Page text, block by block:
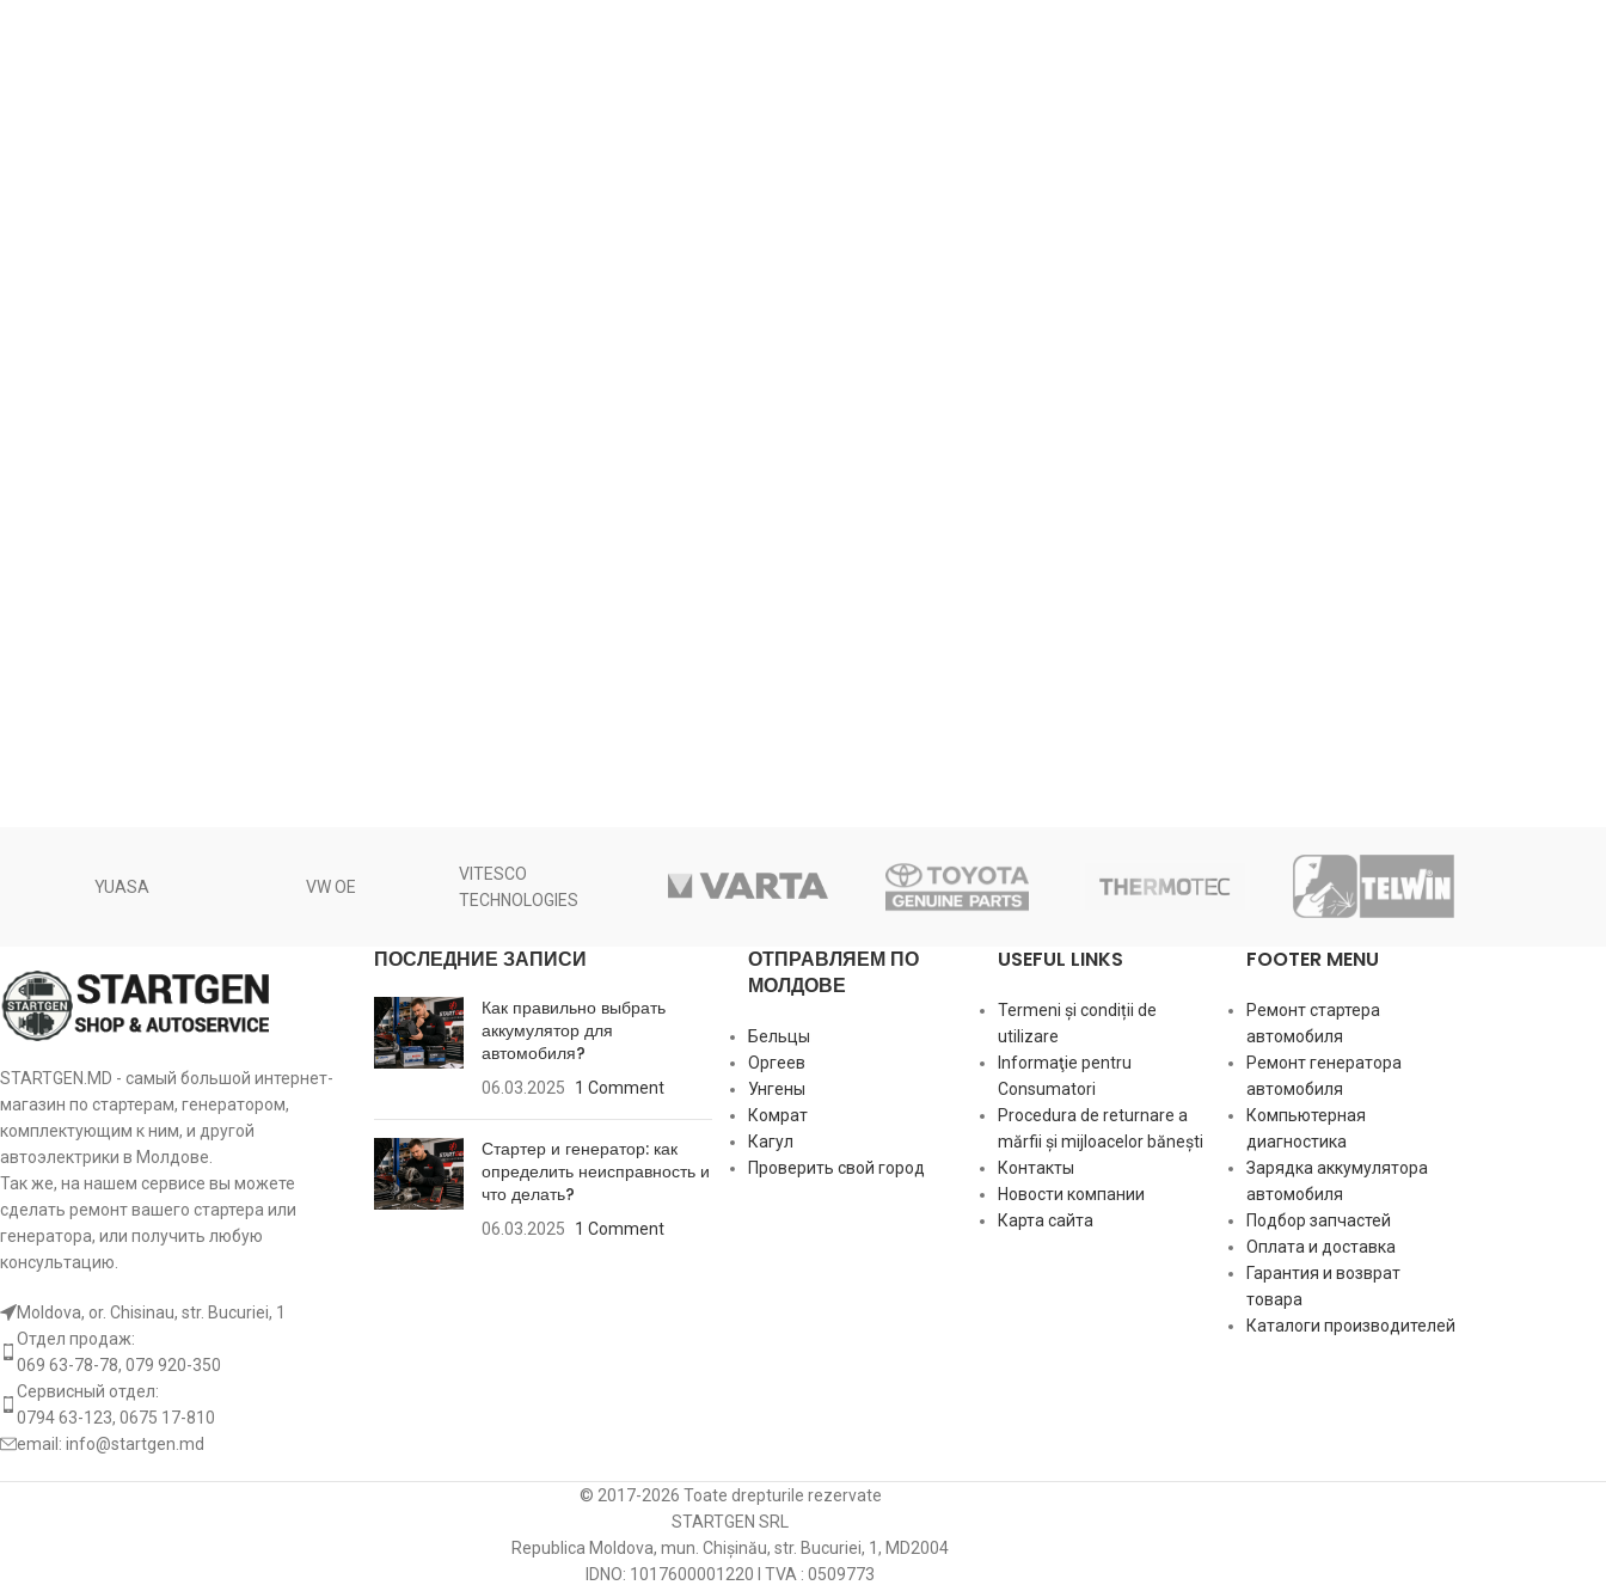
YUASA VW OE
VITESCO
TECHNOLOGIES
STARTGEN.MD - самый большой интернет-
магазин по стартерам, генератором,
комплектующим к ним, и другой
автоэлектрики в Молдове.
Так же, на нашем сервисе вы можете
сделать ремонт вашего стартера или
генератора, или получить любую
консультацию.
Moldova, or. Chisinau, str. Bucuriei, 1
Отдел продаж:
069 63-78-78, 079 920-350
Сервисный отдел:
0794 63-123, 0675 17-810
email: info@startgen.md
ПОСЛЕДНИЕ ЗАПИСИ
Как правильно выбрать
аккумулятор для
автомобиля?
06.03.2025 1 Comment
Стартер и генератор: как
определить неисправность и
что делать?
06.03.2025 1 Comment
ОТПРАВЛЯЕМ ПО
МОЛДОВЕ
Бельцы
Оргеев
Унгены
Комрат
Кагул
Проверить свой город
USEFUL LINKS
Termeni și condiții de
utilizare
Informaţie pentru
Consumatori
Procedura de returnare a
mărfii și mijloacelor bănești
Контакты
Новости компании
Карта сайта
FOOTER MENU
Ремонт стартера
автомобиля
Ремонт генератора
автомобиля
Компьютерная
диагностика
Зарядка аккумулятора
автомобиля
Подбор запчастей
Оплата и доставка
Гарантия и возврат
товара
Каталоги производителей
© 2017-2026 Toate drepturile rezervate
STARTGEN SRL
Republica Moldova, mun. Chișinău, str. Bucuriei, 1, MD2004
IDNO: 1017600001220 I TVA : 0509773